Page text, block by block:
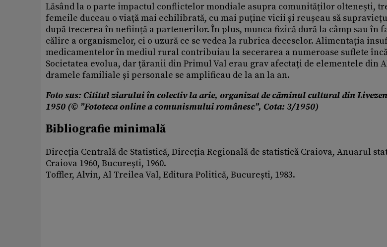
Lăsând la o parte impactul conflictelor mondiale asupra comunităților oltenești,
femeile duceau o viață mai echilibrată, cu mai puține vicii și reușeau să
după trecerea în neființă a partenerilor. În plus, munca fizică dură la câmp sau în
călire a organismelor, ci o uzură ce se vedea la rubrica deceselor. Alimentația
medicamentelor în mediul rural contribuiau la secerarea a numeroase suflete
Societatea evolua, dar țăranii din Primul Val erau grav afectați de elementele din
dramele familiale și personale se amplificau de la an la an.
Foto sus: Cititul ziarului în colectiv la arie, organizat de căminul cultural din
1950 (© ”Fototeca online a comunismului românesc”, Cota: 3/1950)
Bibliografie minimală
Direcția Centrală de Statistică, Direcția Regională de statistică Craiova, Anuarul
Craiova 1960, București, 1960.
Toffler, Alvin, Al Treilea Val, Editura Politică, București, 1983.